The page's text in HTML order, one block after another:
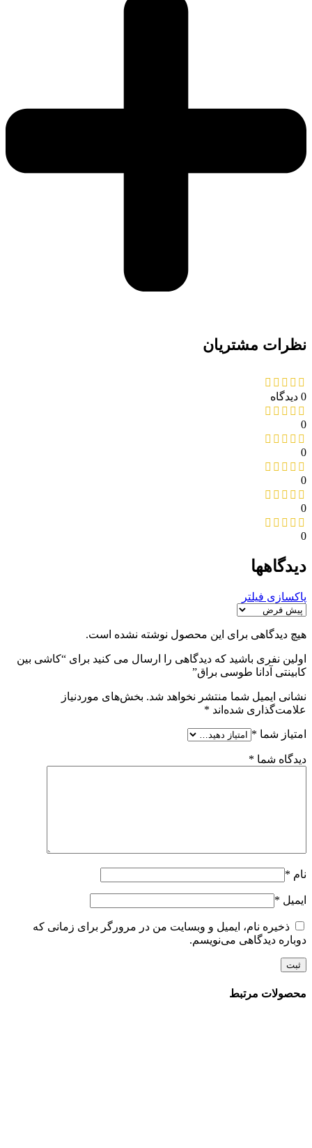
نظرات مشتریان
0 دیدگاه
0
0
0
0
0
دیدگاهها
پاکسازی فیلتر
هیچ دیدگاهی برای این محصول نوشته نشده است.
اولین نفری باشید که دیدگاهی را ارسال می کنید برای “کاشی بین
کابینتی آدانا طوسی براق”
نشانی ایمیل شما منتشر نخواهد شد. بخش‌های موردنیاز
علامت‌گذاری شده‌اند *
امتیاز شما *
دیدگاه شما *
نام *
ایمیل *
ذخیره نام، ایمیل و وبسایت من در مرورگر برای زمانی که
دوباره دیدگاهی می‌نویسم.
محصولات مرتبط